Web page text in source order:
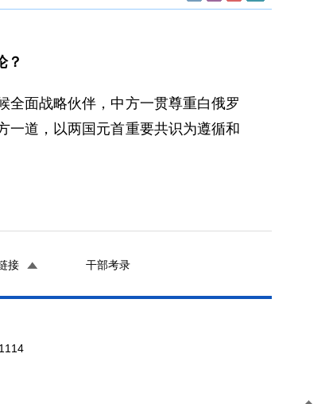
？
全面战略伙伴，中方一贯尊重白俄罗
一道，以两国元首重要共识为遵循和
接 干部考录